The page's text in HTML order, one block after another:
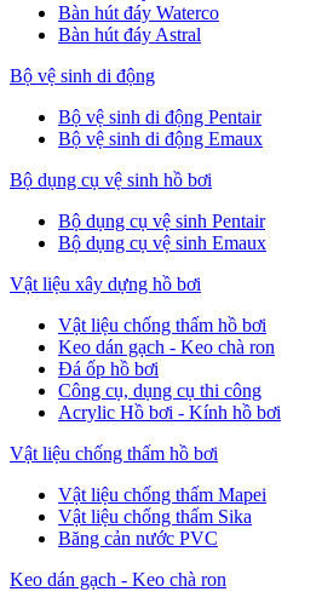
Bàn hút đáy Waterco
Bàn hút đáy Astral
Bộ vệ sinh di động
Bộ vệ sinh di động Pentair
Bộ vệ sinh di động Emaux
Bộ dụng cụ vệ sinh hồ bơi
Bộ dụng cụ vệ sinh Pentair
Bộ dụng cụ vệ sinh Emaux
Vật liệu xây dựng hồ bơi
Vật liệu chống thấm hồ bơi
Keo dán gạch - Keo chà ron
Đá ốp hồ bơi
Công cụ, dụng cụ thi công
Acrylic Hồ bơi - Kính hồ bơi
Vật liệu chống thấm hồ bơi
Vật liệu chống thấm Mapei
Vật liệu chống thấm Sika
Băng cản nước PVC
Keo dán gạch - Keo chà ron